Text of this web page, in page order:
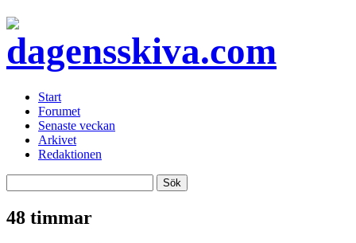
Start
Forumet
Senaste veckan
Arkivet
Redaktionen
48 timmar